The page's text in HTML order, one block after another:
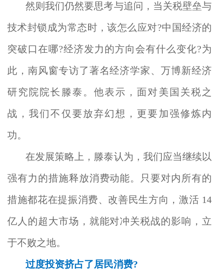
然则我们仍然要思考与追问，当关税壁垒与
技术封锁成为常态时，该怎么应对?中国经济的
突破口在哪?经济发力的方向会有什么变化?为
此，南风窗专访了著名经济学家、万博新经济
研究院院长滕泰。他表示，面对美国关税之
战，我们不仅要放弃幻想，更要加强修炼内
功。
在发展策略上，滕泰认为，我们应当继续以
强有力的措施释放消费动能。只要对内所有的
措施都花在提振消费、改善民生方向，激活 14
亿人的超大市场，就能对冲关税战的影响，立
于不败之地。
过度投资挤占了居民消费?